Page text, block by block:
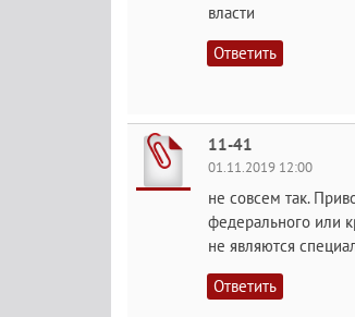
власти
Ответить
11-41
01.11.2019 12:00
не совсем так.
федерального или
не являются
Ответить